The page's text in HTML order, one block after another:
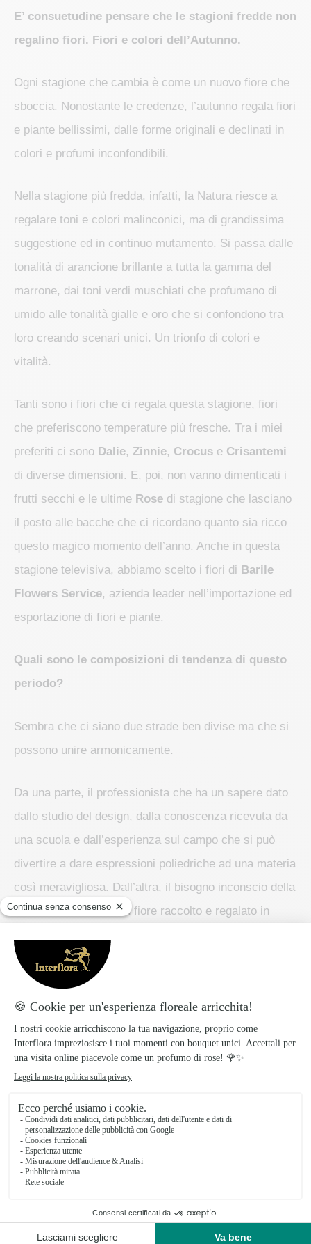
E’ consuetudine pensare che le stagioni fredde non
regalino fiori. Fiori e colori dell’Autunno.
Ogni stagione che cambia è come un nuovo fiore che
sboccia. Nonostante le credenze, l’autunno regala fiori
e piante bellissimi, dalle forme originali e declinati in
colori e profumi inconfondibili.
Nella stagione più fredda, infatti, la Natura riesce a
regalare toni e colori malinconici, ma di grandissima
suggestione ed in continuo mutamento. Si passa dalle
tonalità di arancione brillante a tutta la gamma del
marrone, dai toni verdi muschiati che profumano di
umido alle tonalità gialle e oro che si confondono tra
loro creando scenari unici. Un trionfo di colori e
vitalità.
Tanti sono i fiori che ci regala questa stagione, fiori
che preferiscono temperature più fresche. Tra i miei
preferiti ci sono Dalie, Zinnie, Crocus e Crisantemi
di diverse dimensioni. E, poi, non vanno dimenticati i
frutti secchi e le ultime Rose di stagione che lasciano
il posto alle bacche che ci ricordano quanto sia ricco
questo magico momento dell’anno. Anche in questa
stagione televisiva, abbiamo scelto i fiori di Barile
Flowers Service, azienda leader nell’importazione ed
esportazione di fiori e piante.
Quali sono le composizioni di tendenza di questo
periodo?
Sembra che ci siano due strade ben divise ma che si
possono unire armonicamente.
Da una parte, il professionista che ha un sapere dato
dallo studio del design, dalla conoscenza ricevuta da
una scuola e dall’esperienza sul campo che si può
divertire a dare espressioni poliedriche ad una materia
così meravigliosa. Dall’altra, il bisogno inconscio della
bellezza naturale di un fiore raccolto e regalato in
ma è l’unione di queste due visioni che da espressione
massima sia alla materia che al messaggio.
Fiori porta fortuna da regalare per le prossime
Senza dubbio, l’Elleboro, pianta perenne rizomatosa
appartenente alla famiglia delle ranuncolacee. Una
delle sue varietà è detta, anche, Rosa di Natale. E’ un